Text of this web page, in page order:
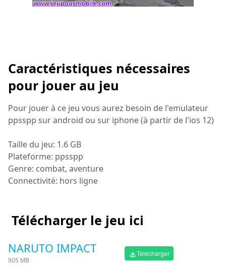
Caractéristiques nécessaires
pour jouer au jeu
Pour jouer à ce jeu vous aurez besoin de l'emulateur
ppsspp sur android ou sur iphone (à partir de l'ios 12)
Taille du jeu: 1.6 GB
Plateforme: ppsspp
Genre: combat, aventure
Connectivité: hors ligne
Télécharger le jeu ici
NARUTO IMPACT
905 MB
Télécharger